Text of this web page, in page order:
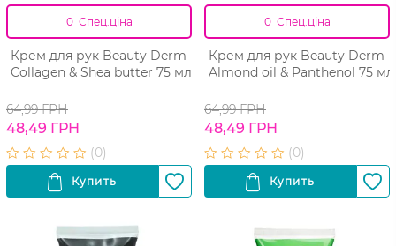
0_Спец.ціна
Крем для рук Beauty Derm
Collagen & Shea butter 75 мл
64,99 ГРН
48,49 ГРН
0_Спец.ціна
Крем для рук Beauty Derm
Almond oil & Panthenol 75 мл
64,99 ГРН
48,49 ГРН